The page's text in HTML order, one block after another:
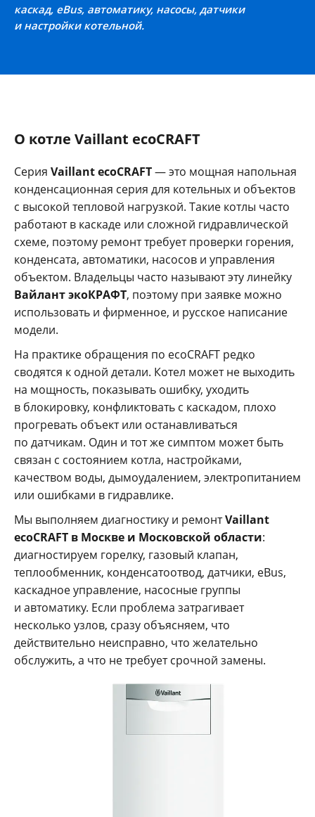
каскад, eBus, автоматику, насосы, датчики
и настройки котельной.
О котле Vaillant ecoCRAFT
Серия Vaillant ecoCRAFT— это мощная напольная
конденсационная серия для котельных и объектов
с высокой тепловой нагрузкой. Такие котлы часто
работают в каскаде или сложной гидравлической
схеме, поэтому ремонт требует проверки горения,
конденсата, автоматики, насосов и управления
объектом. Владельцы часто называют эту линейку
Вайлант экоКРАФТ, поэтому при заявке можно
использовать и фирменное, и русское написание
модели.
На практике обращения по ecoCRAFT редко
сводятся к одной детали. Котел может не выходить
на мощность, показывать ошибку, уходить
в блокировку, конфликтовать с каскадом, плохо
прогревать объект или останавливаться
по датчикам. Один и тот же симптом может быть
связан с состоянием котла, настройками,
качеством воды, дымоудалением, электропитанием
или ошибками в гидравлике.
Мы выполняем диагностику и ремонтVaillant
ecoCRAFT в Москве и Московской области:
диагностируем горелку, газовый клапан,
теплообменник, конденсатоотвод, датчики, eBus,
каскадное управление, насосные группы
и автоматику. Если проблема затрагивает
несколько узлов, сразу объясняем, что
действительно неисправно, что желательно
обслужить, а что не требует срочной замены.